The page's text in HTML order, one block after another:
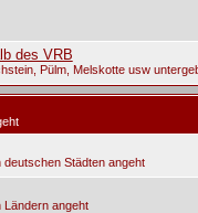
des VRB
Pülm, Melskotte usw
Städten angeht
Ländern angeht